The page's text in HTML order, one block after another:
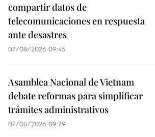
compartir datos de
telecomunicaciones en respuesta
ante desastres
07/08/2026 09:45
Asamblea Nacional de Vietnam
debate reformas para simplificar
trámites administrativos
07/08/2026 09:29